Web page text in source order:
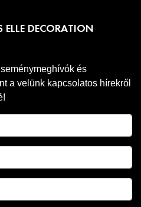
ELLE DECORATION
és
a velünk kapcsolatos hírekről